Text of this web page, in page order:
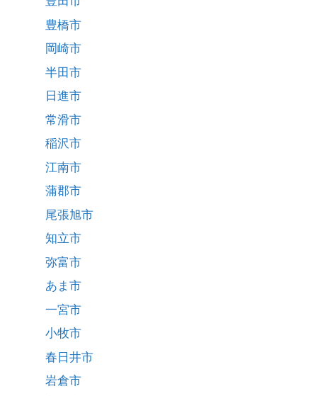
豊橋市
岡崎市
半田市
日進市
常滑市
稲沢市
江南市
蒲郡市
尾張旭市
知立市
弥富市
あま市
一宮市
小牧市
春日井市
岩倉市